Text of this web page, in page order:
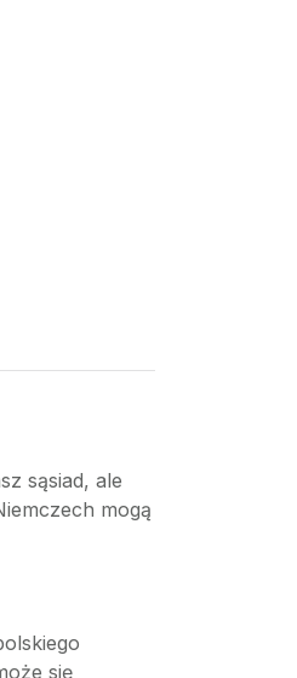
sąsiad, ale
mogą
się